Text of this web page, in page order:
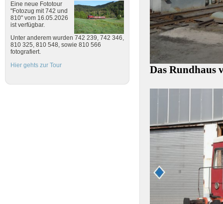
Eine neue Fototour
"Fotozug mit 742 und
810" vom 16.05.2026
ist verfügbar.
Unter anderem wurden 742 239, 742 346,
810 325, 810 548, sowie 810 566
fotografiert.
Hier gehts zur Tour
Das Rundhaus